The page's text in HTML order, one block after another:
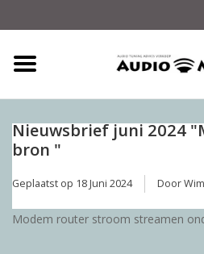
Tuning
Powerstrips
Nieuwsbrief juni 2024
bron "
Geplaatst op 18 Juni 2024 Door
Modem router stroom streamen